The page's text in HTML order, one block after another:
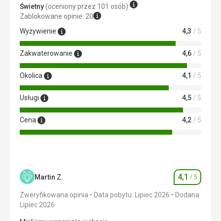
pomocą Google Translate
Świetny(oceniony przez 101 osób)
Zablokowane opinie: 20
Wyżywienie
4,3 / 5
Zakwaterowanie 4,6/ 5
Okolica 4,1 / 5
Usługi 4,5/ 5
Cena 4,2/ 5
Martin Z. Ocena
4,1 / 5
Zweryfikowana opinia Data pobytu: Lipiec 2026
Dodana
Lipiec 2026